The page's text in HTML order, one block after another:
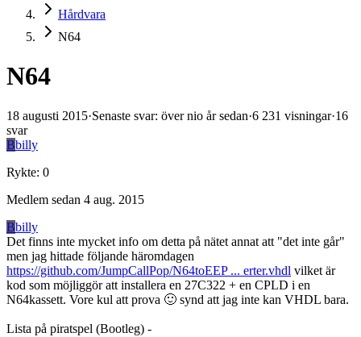
Hårdvara
N64
N64
18 augusti 2015·Senaste svar: över nio år sedan·6 231 visningar·16
svar
Bbilly
Rykte: 0
Medlem sedan 4 aug. 2015
Bbilly
Det finns inte mycket info om detta på nätet annat att "det inte går"
men jag hittade följande häromdagen
https://github.com/JumpCallPop/N64toEEP ... erter.vhdl vilket är
kod som möjliggör att installera en 27C322 + en CPLD i en
N64kassett. Vore kul att prova 🙂 synd att jag inte kan VHDL bara.
Lista på piratspel (Bootleg) -